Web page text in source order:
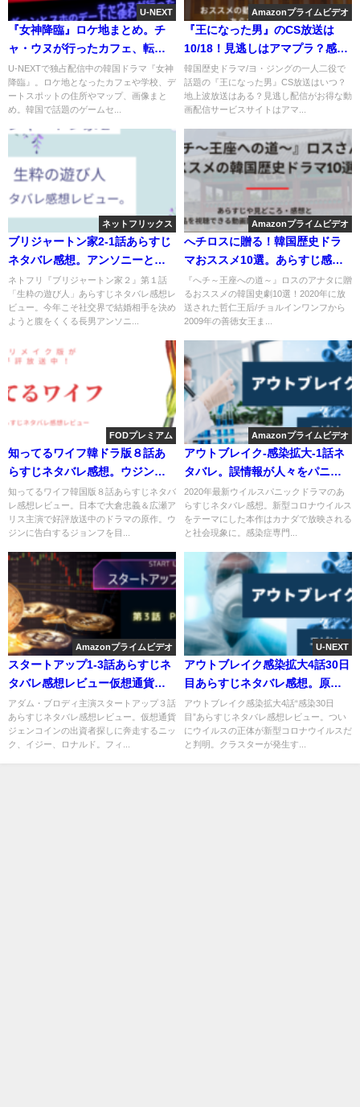
U-NEXT
『女神降臨』ロケ地まとめ。チ
ャ・ウヌが行ったカフェ、転校
した高校はどこ？
U-NEXTで独占配信中の韓国ドラマ『女神
降臨』。ロケ地となったカフェや学校、デ
ートスポットの住所やマップ、画像まと
め。韓国で話題のゲームセ...
Amazonプライムビデオ
『王になった男』のCS放送は
10/18！見逃しはアマプラ？感想
や見どころも紹介
韓国歴史ドラマ/ヨ・ジングの一人二役で
話題の『王になった男』CS放送はいつ？
地上波放送はある？見逃し配信がお得な動
画配信サービスサイトはアマ...
ネットフリックス
ブリジャートン家2-1話あらすじ
ネタバレ感想。アンソニーとケ
イトの出会い。
ネトフリ『ブリジャートン家２』第１話
「生粋の遊び人」あらすじネタバレ感想レ
ビュー。今年こそ社交界で結婚相手を決め
ようと腹をくくる長男アンソニ...
Amazonプライムビデオ
へチロスに贈る！韓国歴史ドラ
マおススメ10選。あらすじ感想
＆年表まとめ
『へチ～王座への道～』ロスのアナタに贈
るおススメの韓国史劇10選！2020年に放
送された哲仁王后/チョルインワンフから
2009年の善徳女王ま...
FODプレミアム
知ってるワイフ韓ドラ版８話あ
らすじネタバレ感想。ウジンと
ジョンフが交際？
知ってるワイフ韓国版８話あらすじネタバ
レ感想レビュー。日本で大倉忠義＆広瀬ア
リス主演で好評放送中のドラマの原作。ウ
ジンに告白するジョンフを目...
Amazonプライムビデオ
アウトブレイク-感染拡大-1話ネ
タバレ。誤情報が人々をパニッ
クにさせる。
2020年最新ウイルスパニックドラマのあ
らすじネタバレ感想。新型コロナウイルス
をテーマにした本作はカナダで放映される
と社会現象に。感染症専門...
Amazonプライムビデオ
スタートアップ1-3話あらすじネ
タバレ感想レビュー仮想通貨は
セキュリティが重要。
アダム・ブロディ主演スタートアップ３話
あらすじネタバレ感想レビュー。仮想通貨
ジェンコインの出資者探しに奔走するニッ
ク、イジー、ロナルド。フィ...
U-NEXT
アウトブレイク感染拡大4話30日
目あらすじネタバレ感想。原因
は新型コロナウイルス。
アウトブレイク感染拡大4話“感染30日
目”あらすじネタバレ感想レビュー。つい
にウイルスの正体が新型コロナウイルスだ
と判明。クラスターが発生す...